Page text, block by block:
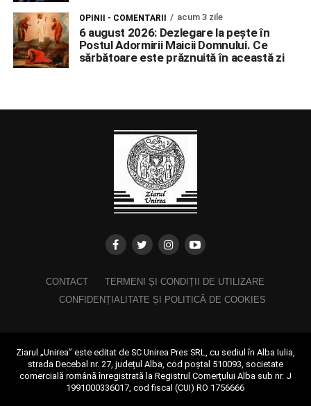
OPINII - COMENTARII acum 3 zile
6 august 2026: Dezlegare la pește în
Postul Adormirii Maicii Domnului. Ce
sărbătoare este prăznuită în această zi
CONTACT
TERMENI ȘI CONDIȚII DE UTILIZARE
CONFIDENȚIALITATE ȘI POLITICĂ DE COOKIES
Ziarul „Unirea” este editat de SC Unirea Pres SRL, cu sediul în Alba Iulia,
strada Decebal nr. 27, județul Alba, cod poștal 510093, societate
comercială română înregistrată la Registrul Comerțului Alba sub nr. J
1991000336017, cod fiscal (CUI) RO 1756666